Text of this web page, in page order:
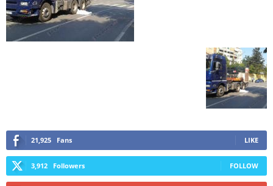
21,925 Fans LIKE
3,912 Followers FOLLOW